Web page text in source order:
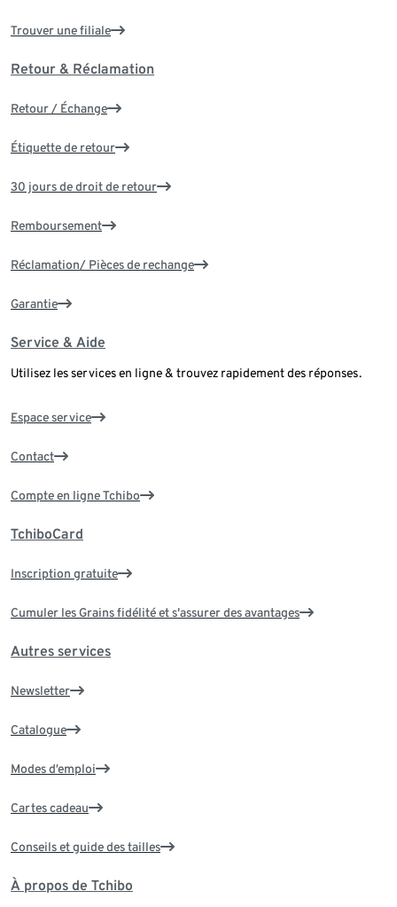
Trouver une filiale
Retour & Réclamation
Retour / Échange
Étiquette de retour
30 jours de droit de retour
Remboursement
Réclamation/ Pièces de rechange
Garantie
Service & Aide
Utilisez les services en ligne & trouvez rapidement des réponses.
Espace service
Contact
Compte en ligne Tchibo
TchiboCard
Inscription gratuite
Cumuler les Grains fidélité et s'assurer des avantages
Autres services
Newsletter
Catalogue
Modes d’emploi
Cartes cadeau
Conseils et guide des tailles
À propos de Tchibo